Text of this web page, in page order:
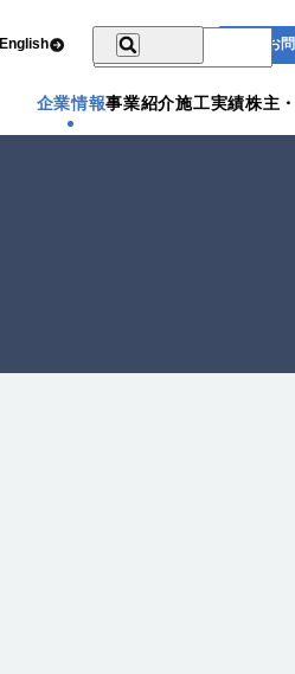
English お
企業情報事業紹介施工実績株主